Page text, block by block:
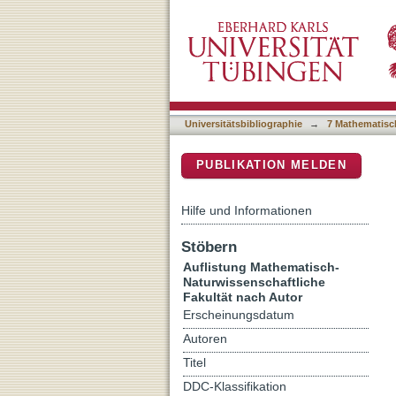
Universitätsbibliographie → 7
PUBLIKATION MELDEN
Hilfe und Informationen
Stöbern
Auflistung Mathematisch-
Naturwissenschaftliche
Fakultät nach Autor
Erscheinungsdatum
Autoren
Titel
DDC-Klassifikation